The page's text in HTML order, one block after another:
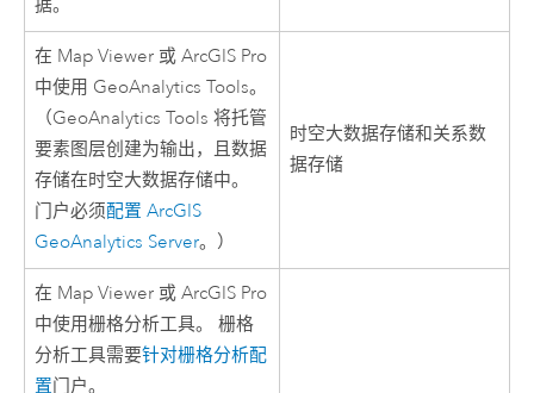
据。
在 Map Viewer 或ArcGIS Pro
中使用 GeoAnalytics Tools。
（GeoAnalytics Tools 将托管
要素图层创建为输出，且数据
存储在时空大数据存储中。
门户必须配置ArcGIS
GeoAnalytics Server。）
时空大数据存储和关系数
据存储
在 Map Viewer 或ArcGIS Pro
中使用栅格分析工具。 栅格
分析工具需要针对栅格分析配
置门户。